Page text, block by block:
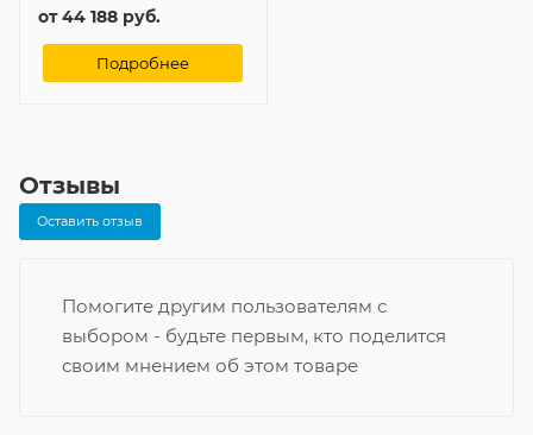
от44 188 руб.
Подробнее
Отзывы
Оставить отзыв
Помогите другим пользователям с
выбором - будьте первым, кто поделится
своим мнением об этом товаре